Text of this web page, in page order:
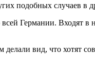
подобных случаев
Германии.
вид, что хотят